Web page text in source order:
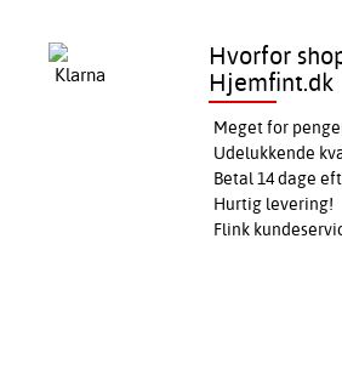
Hvorfor
Hjemfint.dk
Meget for
Udelukkende
Betal 14 dage
Hurtig levering!
Flink